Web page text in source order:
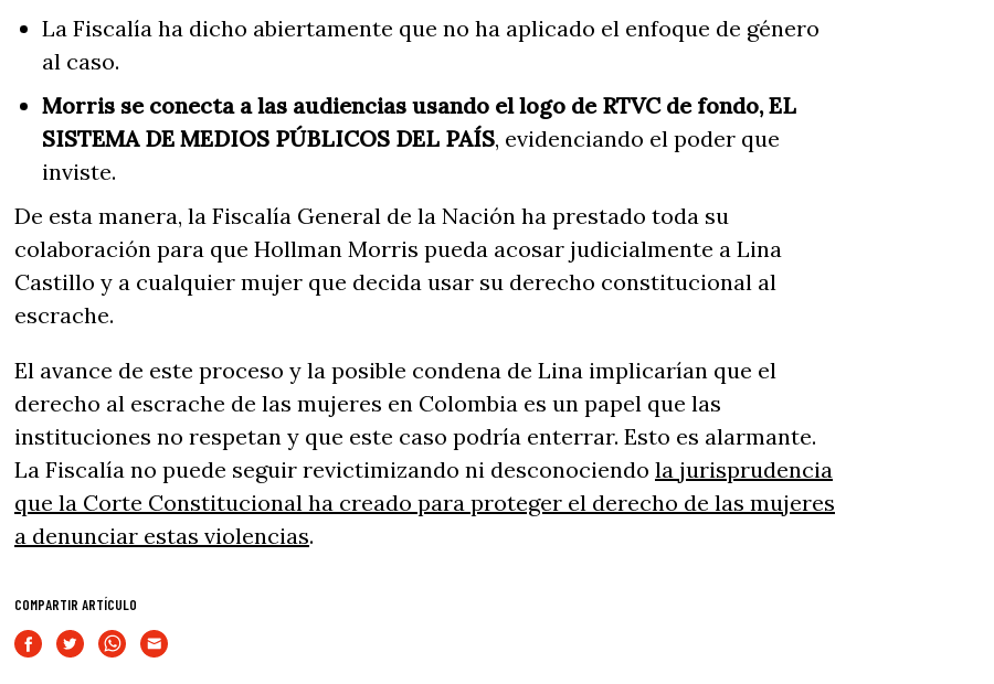
La Fiscalía ha dicho abiertamente que no ha aplicado el enfoque de género
al caso.
Morris se conecta a las audiencias usando el logo de RTVC de fondo, EL
SISTEMA DE MEDIOS PÚBLICOS DEL PAÍS, evidenciando el poder que
inviste.
De esta manera, la Fiscalía General de la Nación ha prestado toda su
colaboración para que Hollman Morris pueda acosar judicialmente a Lina
Castillo y a cualquier mujer que decida usar su derecho constitucional al
escrache.
El avance de este proceso y la posible condena de Lina implicarían que el
derecho al escrache de las mujeres en Colombia es un papel que las
instituciones no respetan y que este caso podría enterrar. Esto es alarmante.
La Fiscalía no puede seguir revictimizando ni desconociendo la jurisprudencia
que la Corte Constitucional ha creado para proteger el derecho de las mujeres
a denunciar estas violencias.
COMPARTIR ARTÍCULO